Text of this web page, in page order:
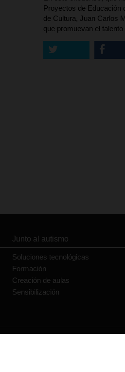
Proyectos de Educación
de Cultura, Juan Carlos
que promuevan el
Junto al autismo
Soluciones tecnológicas
Formación
Creación de aulas
Sensibilización